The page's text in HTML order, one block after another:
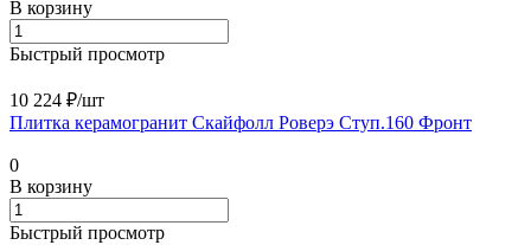
В корзину
Быстрый просмотр
10 224 ₽/шт
Плитка керамогранит Скайфолл Роверэ Ступ.160 Фронт
0
В корзину
Быстрый просмотр